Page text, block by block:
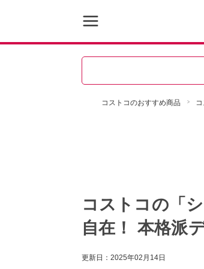
コストコのおすすめ商品
コストコの「
自在！ 本格派
更新日： 2025年02月14日